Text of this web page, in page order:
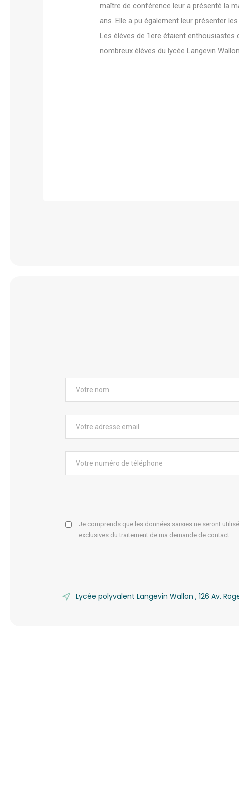
maître de conférence leur a présenté la
ans. Elle a pu également leur présenter
Les élèves de 1ere étaient enthousiastes
nombreux élèves du lycée Langevin
Je comprends que les données saisies ne seront
exclusives du traitement de ma demande de contact.
Lycée polyvalent Langevin Wallon , 126 Av.